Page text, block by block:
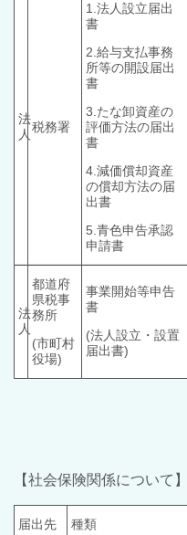
法
人 税務署
1.法人設立届出
書
2.給与支払事務
所等の開設届出
書
3.たな卸資産の
評価方法の届出
書
4.減価償却資産
の償却方法の届
出書
5.青色申告承認
申請書
法
人
都道府
県税事
務所
(市町村
役場)
事業開始等申告
書
(法人設立・設置
届出書)
【社会保険関係について】
届出先 種類